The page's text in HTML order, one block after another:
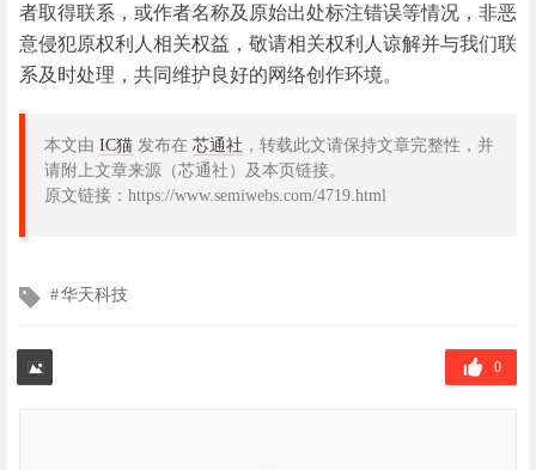
者取得联系，或作者名称及原始出处标注错误等情况，非恶
意侵犯原权利人相关权益，敬请相关权利人谅解并与我们联
系及时处理，共同维护良好的网络创作环境。
本文由 IC猫 发布在 芯通社 ，转载此文请保持文章完整性，并
请附上文章来源（芯通社）及本页链接。
原文链接：https://www.semiwebs.com/4719.html
文
签
华天科技
0